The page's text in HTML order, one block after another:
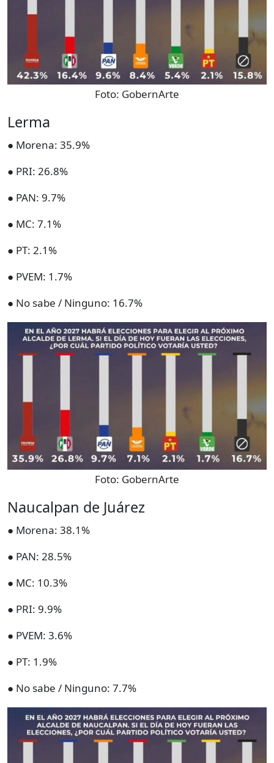
Foto: GobernArte
Lerma
● Morena: 35.9%
● PRI: 26.8%
● PAN: 9.7%
● MC: 7.1%
● PT: 2.1%
● PVEM: 1.7%
● No sabe / Ninguno: 16.7%
Foto: GobernArte
Naucalpan de Juárez
● Morena: 38.1%
● PAN: 28.5%
● MC: 10.3%
● PRI: 9.9%
● PVEM: 3.6%
● PT: 1.9%
● No sabe / Ninguno: 7.7%